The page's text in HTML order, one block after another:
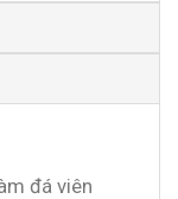
đá viên